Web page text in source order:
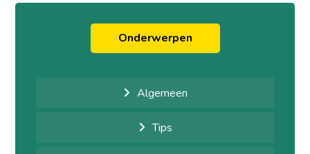
Onderwerpen
Algemeen
Tips